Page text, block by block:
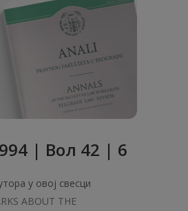
| Вол 42 | 6
у овој свесци
ABOUT THE